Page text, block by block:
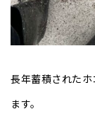
長年蓄積された
ます。